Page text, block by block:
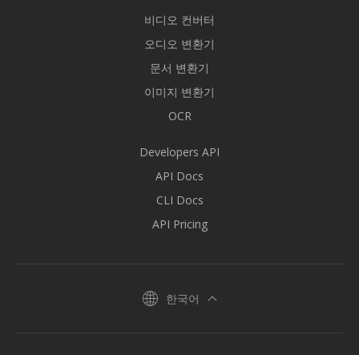
비디오 컨버터
오디오 변환기
문서 변환기
이미지 변환기
OCR
Developers API
API Docs
CLI Docs
API Pricing
한국어